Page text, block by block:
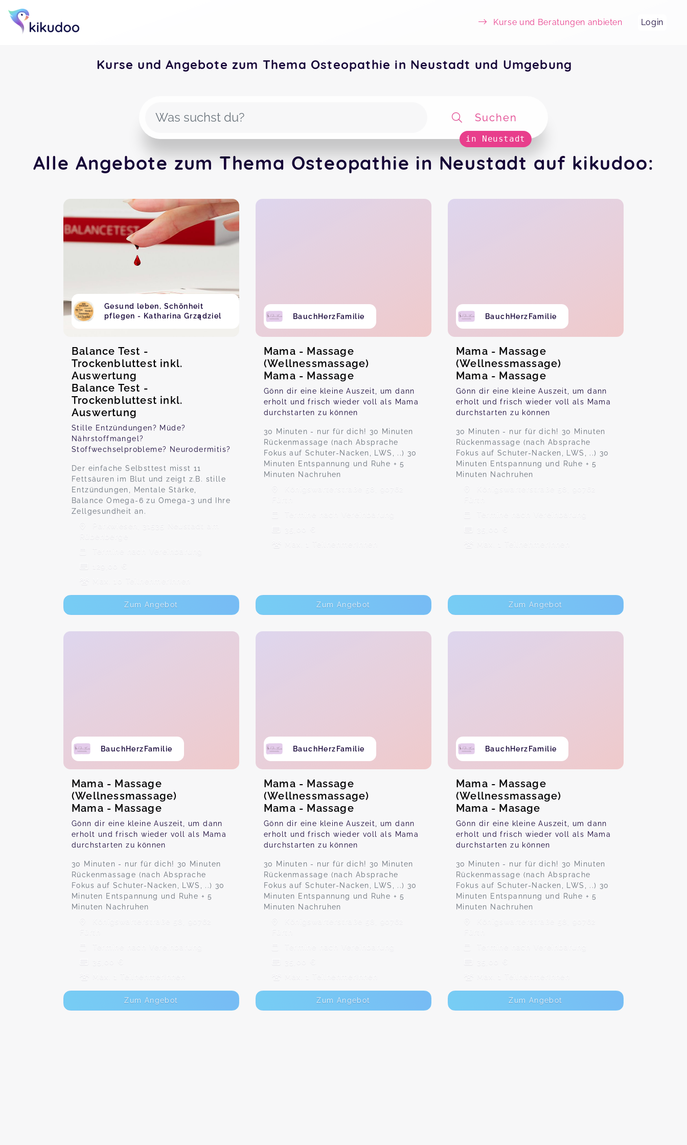
Kurse und Beratungen anbieten Login
Kurse und Angebote zum Thema Osteopathie in Neustadt und Umgebung
Suchen
in Neustadt
Alle Angebote zum Thema Osteopathie in Neustadt auf kikudoo:
Gesund leben, Schönheit
pflegen - Katharina Grządziel
Balance Test -
Trockenbluttest inkl.
Auswertung
Balance Test -
Trockenbluttest inkl.
Auswertung
Stille Entzündungen? Müde?
Nährstoffmangel?
Stoffwechselprobleme? Neurodermitis?
Der einfache Selbsttest misst 11
Fettsäuren im Blut und zeigt z.B. stille
Entzündungen, Mentale Stärke,
Balance Omega-6 zu Omega-3 und Ihre
Zellgesundheit an.
Parkwiesen, 31535 Neustadt am
Rübenberge
Termine nach Vereinbarung
129,00 €
Max. 10 TeilnehmerInnen
Zum Angebot
BauchHerzFamilie
Mama - Massage
(Wellnessmassage)
Mama - Massage
Gönn dir eine kleine Auszeit, um dann
erholt und frisch wieder voll als Mama
durchstarten zu können
30 Minuten - nur für dich! 30 Minuten
Rückenmassage (nach Absprache
Fokus auf Schuter-Nacken, LWS, ..) 30
Minuten Entspannung und Ruhe + 5
Minuten Nachruhen
Königswarterstraße 58, 90762
Fürth
Termine nach Vereinbarung
35,00 €
Max. 1 TeilnehmerInnen
Zum Angebot
BauchHerzFamilie
Mama - Massage
(Wellnessmassage)
Mama - Massage
Gönn dir eine kleine Auszeit, um dann
erholt und frisch wieder voll als Mama
durchstarten zu können
30 Minuten - nur für dich! 30 Minuten
Rückenmassage (nach Absprache
Fokus auf Schuter-Nacken, LWS, ..) 30
Minuten Entspannung und Ruhe + 5
Minuten Nachruhen
Königswarterstraße 58, 90762
Fürth
Termine nach Vereinbarung
35,00 €
Max. 1 TeilnehmerInnen
Zum Angebot
BauchHerzFamilie
Mama - Massage
(Wellnessmassage)
Mama - Massage
Gönn dir eine kleine Auszeit, um dann
erholt und frisch wieder voll als Mama
durchstarten zu können
30 Minuten - nur für dich! 30 Minuten
Rückenmassage (nach Absprache
Fokus auf Schuter-Nacken, LWS, ..) 30
Minuten Entspannung und Ruhe + 5
Minuten Nachruhen
Königswarterstraße 58, 90762
Fürth
Termine nach Vereinbarung
35,00 €
Max. 1 TeilnehmerInnen
Zum Angebot
BauchHerzFamilie
Mama - Massage
(Wellnessmassage)
Mama - Massage
Gönn dir eine kleine Auszeit, um dann
erholt und frisch wieder voll als Mama
durchstarten zu können
30 Minuten - nur für dich! 30 Minuten
Rückenmassage (nach Absprache
Fokus auf Schuter-Nacken, LWS, ..) 30
Minuten Entspannung und Ruhe + 5
Minuten Nachruhen
Königswarterstraße 58, 90762
Fürth
Termine nach Vereinbarung
35,00 €
Max. 1 TeilnehmerInnen
Zum Angebot
BauchHerzFamilie
Mama - Massage
(Wellnessmassage)
Mama - Masage
Gönn dir eine kleine Auszeit, um dann
erholt und frisch wieder voll als Mama
durchstarten zu können
30 Minuten - nur für dich! 30 Minuten
Rückenmassage (nach Absprache
Fokus auf Schuter-Nacken, LWS, ..) 30
Minuten Entspannung und Ruhe + 5
Minuten Nachruhen
Königswarterstraße 58, 90762
Fürth
Termine nach Vereinbarung
35,00 €
Max. 1 TeilnehmerInnen
Zum Angebot